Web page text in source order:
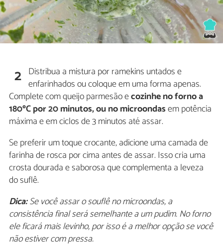
2 Distribua a mistura por ramekins untados e
enfarinhados ou coloque em uma forma apenas.
Complete com queijo parmesão ecozinhe no forno a
180ºC por 20 minutos, ou no microondasem potência
máxima e em ciclos de 3 minutos até assar.
Se preferir um toque crocante, adicione uma camada de
farinha de rosca por cima antes de assar. Isso cria uma
crosta dourada e saborosa que complementa a leveza
do suflê.
Dica:Se você assar o souflê no microondas, a
consistência final será semelhante a um pudim. No forno
ele ficará mais levinho, por isso é a melhor opção se você
não estiver com pressa.